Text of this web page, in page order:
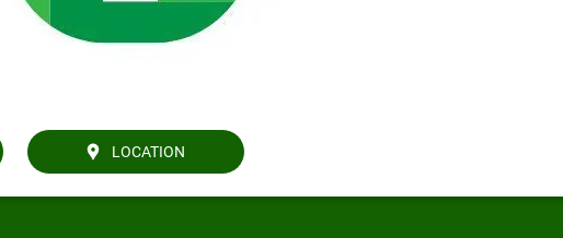
LOCATION